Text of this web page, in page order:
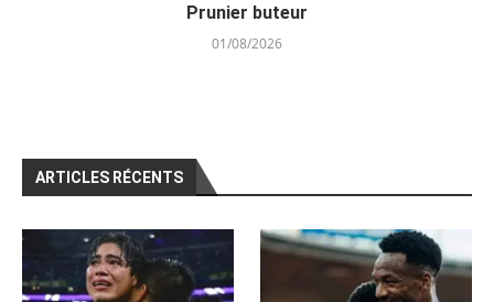
Prunier buteur
01/08/2026
ARTICLES RÉCENTS